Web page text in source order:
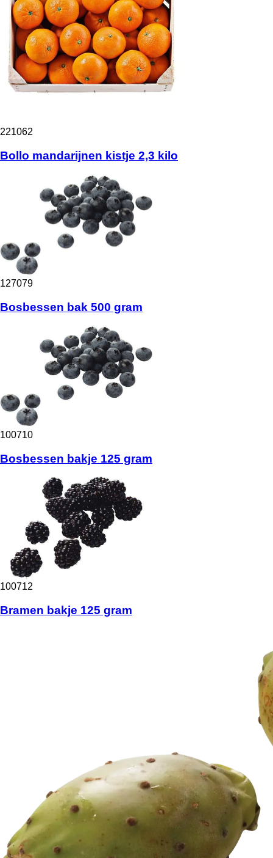
221062
Bollo mandarijnen kistje 2,3 kilo
127079
Bosbessen bak 500 gram
100710
Bosbessen bakje 125 gram
100712
Bramen bakje 125 gram